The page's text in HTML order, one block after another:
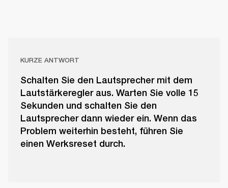
KURZE ANTWORT
Schalten Sie den Lautsprecher mit dem
Lautstärkeregler aus. Warten Sie volle 15
Sekunden und schalten Sie den
Lautsprecher dann wieder ein. Wenn das
Problem weiterhin besteht, führen Sie
einen Werksreset durch.